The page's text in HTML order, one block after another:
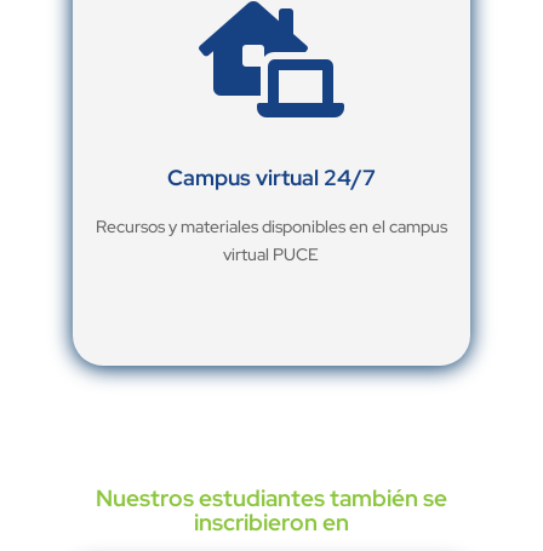

Campus virtual 24/7
Recursos y materiales disponibles en el campus
virtual PUCE
Nuestros estudiantes también se
inscribieron en